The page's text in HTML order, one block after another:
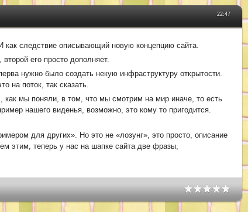
22:47
следствие описывающий новую концепцию сайта.
его просто дополняет.
нужно было создать некую инфраструктуру открытости.
на поток, так сказать.
как мы поняли, в том, что мы смотрим на мир иначе, то есть
нашего виденья, возможно, это кому то пригодится.
для других». Но это не «лозунг», это просто, описание
этим, теперь у нас на шапке сайта две фразы,